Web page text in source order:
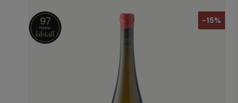
-15%
97